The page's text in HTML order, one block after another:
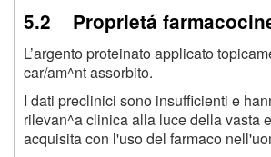
5.2 Proprietá
L’argento proteinato applicato
car/am^nt assorbito.
I dati preclinici sono insufficienti e
rilevan^a clinica alla luce della vasta
acquisita con l'uso del farmaco